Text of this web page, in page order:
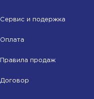
Сервис и подержка
Оплата
Правила продаж
Договор